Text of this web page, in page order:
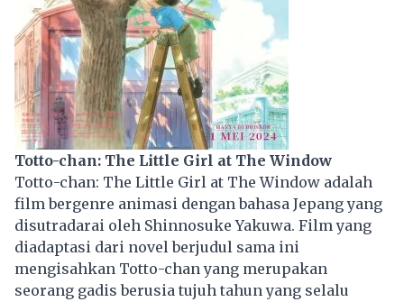
Totto-chan: The Little Girl at The Window
Totto-chan: The Little Girl at The Window adalah
film bergenre animasi dengan bahasa Jepang yang
disutradarai oleh Shinnosuke Yakuwa. Film yang
diadaptasi dari novel berjudul sama ini
mengisahkan Totto-chan yang merupakan
seorang gadis berusia tujuh tahun yang selalu